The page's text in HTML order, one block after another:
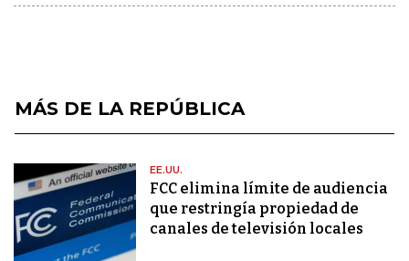
MÁS DE LA REPÚBLICA
EE.UU.
FCC elimina límite de audiencia
que restringía propiedad de
canales de televisión locales